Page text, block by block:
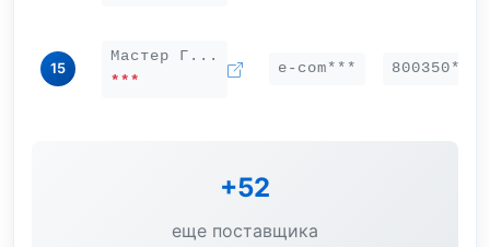
15
Мастер Г...
***
e-com*** 800350***
+52
еще поставщика